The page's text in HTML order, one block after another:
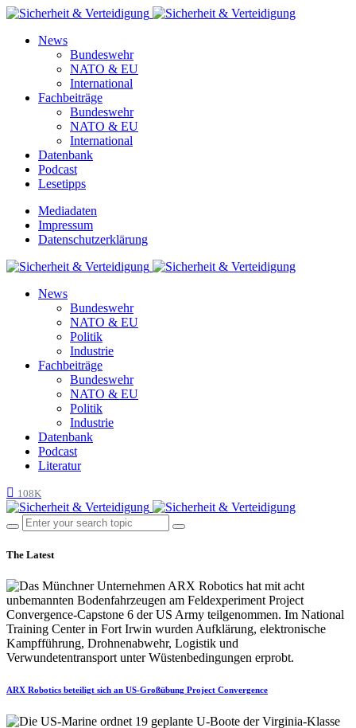
News
Bundeswehr
NATO & EU
International
Fachbeiträge
Bundeswehr
NATO & EU
International
Datenbank
Podcast
Lesetipps
Mediadaten
Impressum
Datenschutzerklärung
News
Bundeswehr
NATO & EU
Politik
Industrie
Fachbeiträge
Bundeswehr
NATO & EU
Politik
Industrie
Datenbank
Podcast
Literatur
108K
The Latest
ARX Robotics beteiligt sich an US-Großübung Project Convergence